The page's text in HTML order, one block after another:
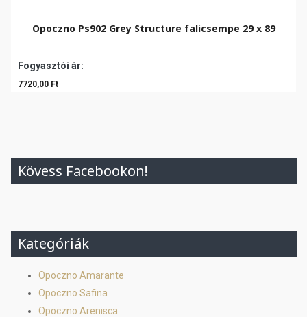
Opoczno Ps902 Grey Structure falicsempe 29 x 89
Fogyasztói ár:
7720,00 Ft
Kövess Facebookon!
Kategóriák
Opoczno Amarante
Opoczno Safina
Opoczno Arenisca